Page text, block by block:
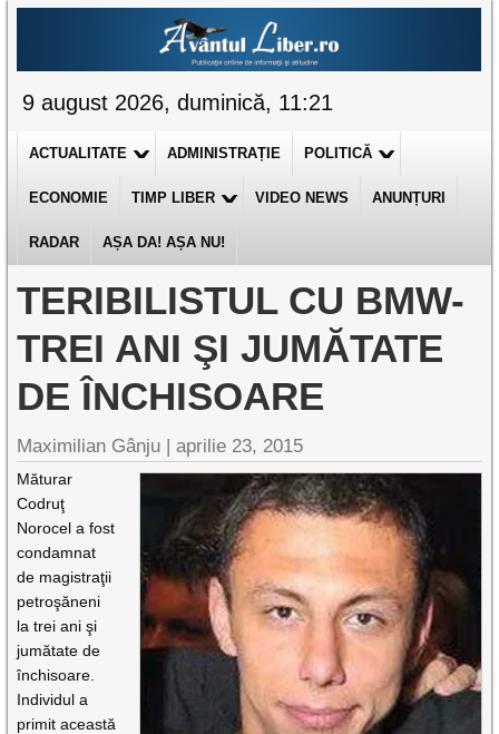
9 august 2026, duminică, 11:21
ACTUALITATE ADMINISTRAȚIE POLITICĂ
ECONOMIE TIMP LIBER VIDEO NEWS ANUNȚURI
RADAR AȘA DA! AȘA NU!
TERIBILISTUL CU BMW-
TREI ANI ŞI JUMĂTATE
DE ÎNCHISOARE
Maximilian Gânju |aprilie 23, 2015
Măturar
Codruţ
Norocel a fost
condamnat
de magistraţii
petroşăneni
la trei ani şi
jumătate de
închisoare.
Individul a
primit această